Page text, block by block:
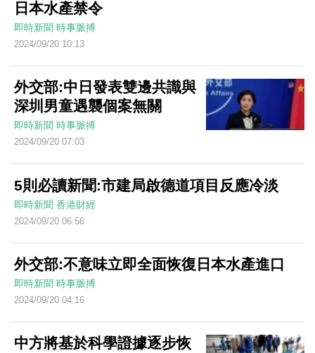
日本水產禁令
即時新聞 時事脈搏
2024/09/20 10:13
外交部:中日發表雙邊共識與
深圳男童遇襲個案無關
即時新聞 時事脈搏
2024/09/20 07:03
5則必讀新聞:市建局啟德道項目反應冷淡
即時新聞 香港財經
2024/09/20 06:56
外交部:不意味立即全面恢復日本水產進口
即時新聞 時事脈搏
2024/09/20 04:16
中方將基於科學證據逐步恢